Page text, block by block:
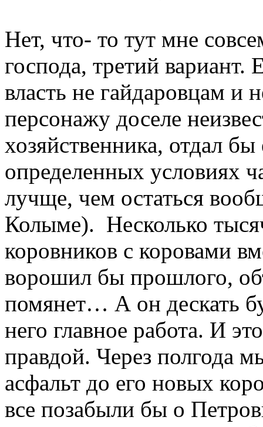
Нет, что- то тут мне
господа, третий вариант.
власть не гайдаровцам и
персонажу доселе
хозяйственника, отдал
определенных условиях
лучще, чем остаться
Колыме). Несколько
коровников с коровами
ворошил бы прошлого,
помянет… А он дескать
него главное работа. И
правдой. Через полгода
асфальт до его новых
все позабыли бы о